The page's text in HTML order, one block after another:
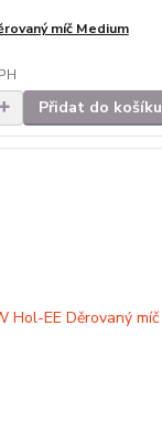
míč Medium
Přidat do košíku